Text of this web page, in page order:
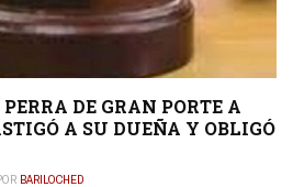
DE GRAN PORTE A
A SU DUEÑA Y OBLIGÓ
BARILOCHED